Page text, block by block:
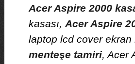
Acer Aspire 2000
kasası, Acer Aspire
laptop lcd cover ekran
menteşe tamiri, Acer